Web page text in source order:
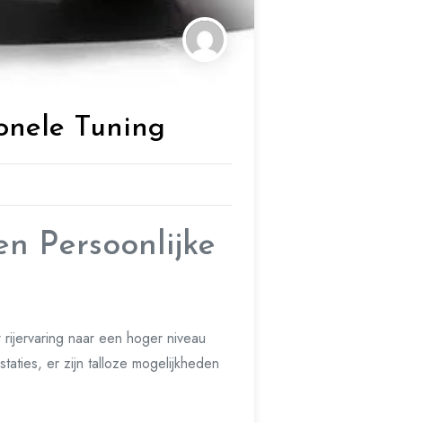
Tuning
Persoonlijke
naar een hoger niveau
er zijn talloze mogelijkheden